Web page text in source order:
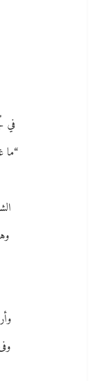
في
“ما